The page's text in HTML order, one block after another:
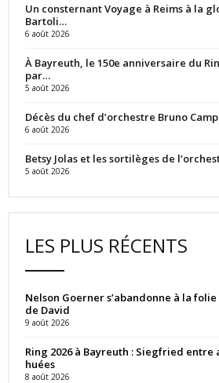
Un consternant Voyage à Reims à la
Bartoli…
6 août 2026
À Bayreuth, le 150e anniversaire du
par…
5 août 2026
Décès du chef d’orchestre Bruno
6 août 2026
Betsy Jolas et les sortilèges de
5 août 2026
LES PLUS RÉCENTS
Nelson Goerner s’abandonne à la
de David
9 août 2026
Ring 2026 à Bayreuth : Siegfried entre
huées
8 août 2026